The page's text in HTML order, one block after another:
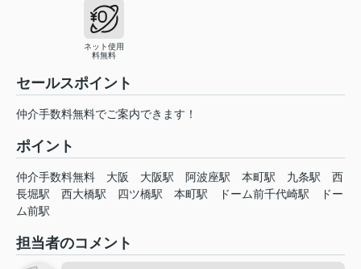
ネット使用
料無料
セールスポイント
仲介手数料無料でご案内できます！
ポイント
仲介手数料無料 大阪 大阪駅 阿波座駅 本町駅 九条駅
西
長堀駅
西大橋駅 四ツ橋駅 本町駅 ドーム前千代崎駅
ドー
ム前駅
担当者のコメント